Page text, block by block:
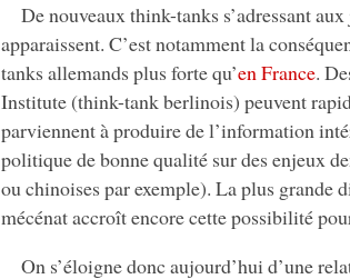
De nouveaux think-tanks s’adressant
apparaissent. C’est notamment la
tanks allemands plus forte qu’en France.
Institute (think-tank berlinois) peuvent
parviennent à produire de l’information
politique de bonne qualité sur des enjeux
ou chinoises par exemple). La plus grande
mécénat accroît encore cette possibilité
On s’éloigne donc aujourd’hui d’une